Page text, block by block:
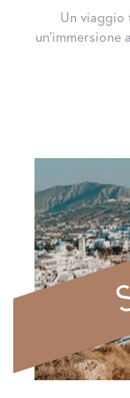
Un viaggio
un’immersione